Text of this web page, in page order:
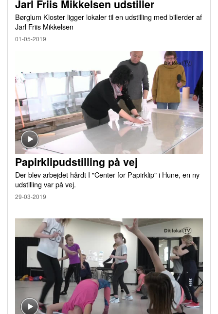
Jarl Friis Mikkelsen udstiller
Børglum Kloster ligger lokaler til en udstilling med billerder af
Jarl Friis Mikkelsen
01-05-2019
Papirklipudstilling på vej
Der blev arbejdet hårdt I "Center for Papirklip" i Hune, en ny
udstilling var på vej.
29-03-2019